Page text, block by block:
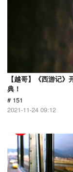
【越哥】《西游记
典！
# 151
2021-11-24 09:12